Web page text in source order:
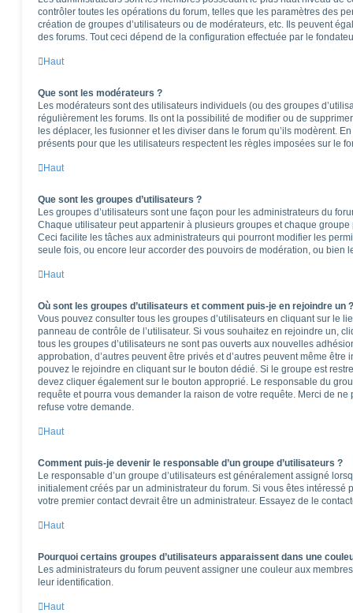
contrôler toutes les opérations du forum, telles que les paramètres des
création de groupes d’utilisateurs ou de modérateurs, etc. Ils peuvent
des forums. Tout ceci dépend de la configuration effectuée par le
Haut
Que sont les modérateurs ?
Les modérateurs sont des utilisateurs individuels (ou des groupes
régulièrement les forums. Ils ont la possibilité de modifier ou de
les déplacer, les fusionner et les diviser dans le forum qu’ils modèrent.
présents pour que les utilisateurs respectent les règles imposées sur le
Haut
Que sont les groupes d’utilisateurs ?
Les groupes d’utilisateurs sont une façon pour les administrateurs du
Chaque utilisateur peut appartenir à plusieurs groupes et chaque
Ceci facilite les tâches aux administrateurs qui pourront modifier les
seule fois, ou encore leur accorder des pouvoirs de modération, ou bien
Haut
Où sont les groupes d’utilisateurs et comment puis-je en rejoindre un ?
Vous pouvez consulter tous les groupes d’utilisateurs en cliquant sur le
panneau de contrôle de l’utilisateur. Si vous souhaitez en rejoindre un,
tous les groupes d’utilisateurs ne sont pas ouverts aux nouvelles
approbation, d’autres peuvent être privés et d’autres peuvent même
pouvez le rejoindre en cliquant sur le bouton dédié. Si le groupe est
devez cliquer également sur le bouton approprié. Le responsable du
requête et pourra vous demander la raison de votre requête. Merci de
refuse votre demande.
Haut
Comment puis-je devenir le responsable d’un groupe d’utilisateurs ?
Le responsable d’un groupe d’utilisateurs est généralement assigné
initialement créés par un administrateur du forum. Si vous êtes intéressé
votre premier contact devrait être un administrateur. Essayez de le
Haut
Pourquoi certains groupes d’utilisateurs apparaissent dans une
Les administrateurs du forum peuvent assigner une couleur aux
leur identification.
Haut